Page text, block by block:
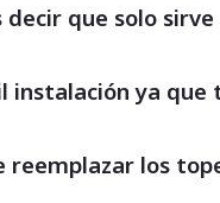
que solo
instalación ya
los